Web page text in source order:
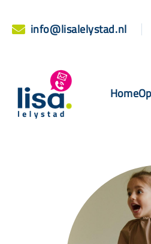
 info@lisalelystad.nl
Home